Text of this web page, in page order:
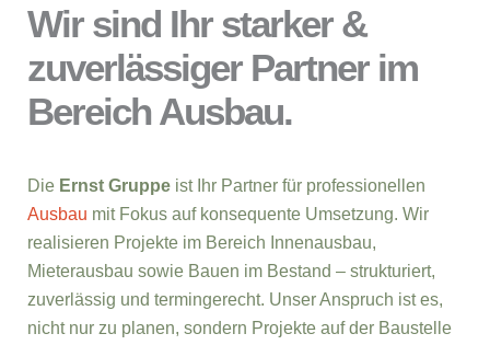
Wir sind Ihr starker &
zuverlässiger Partner im
Bereich Ausbau.
Die Ernst Gruppe ist Ihr Partner für professionellen
Ausbau mit Fokus auf konsequente Umsetzung. Wir
realisieren Projekte im Bereich Innenausbau,
Mieterausbau sowie Bauen im Bestand – strukturiert,
zuverlässig und termingerecht. Unser Anspruch ist es,
nicht nur zu planen, sondern Projekte auf der Baustelle